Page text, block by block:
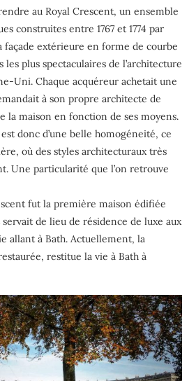
au Royal Crescent, un ensemble
construites entre 1767 et 1774 par
façade extérieure en forme de courbe
les plus spectaculaires de l’architecture
Uni. Chaque acquéreur achetait une
à son propre architecte de
la maison en fonction de ses moyens.
donc d’une belle homogéneité, ce
où des styles architecturaux très
Une particularité que l’on retrouve
fut la première maison édifiée
de lieu de résidence de luxe aux
allant à Bath. Actuellement, la
restitue la vie à Bath à